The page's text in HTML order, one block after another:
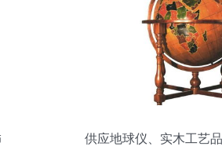
供应地球仪、实木工艺